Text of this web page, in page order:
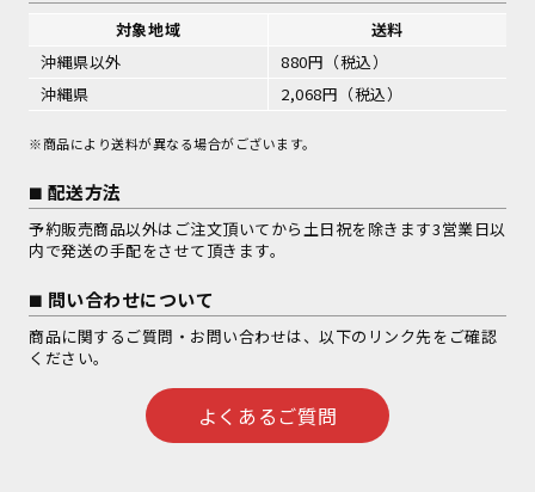
対象地域
送料
沖縄県以外
880円（税込）
沖縄県
2,068円（税込）
※商品により送料が異なる場合がございます。
配送方法
予約販売商品以外はご注文頂いてから土日祝を除きます3営業日以
内で発送の手配をさせて頂きます。
問い合わせについて
商品に関するご質問・お問い合わせは、以下のリンク先をご確認
ください。
よくあるご質問